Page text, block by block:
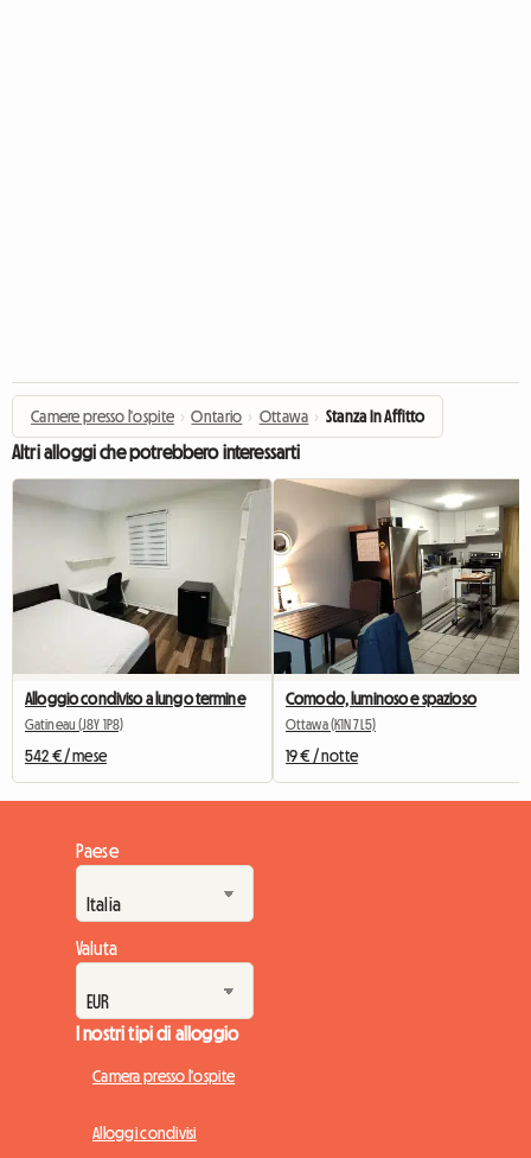
Camere presso l'ospite › Ontario › Ottawa › Stanza In Affitto
Altri alloggi che potrebbero interessarti
Alloggio condiviso a lungo termine
Gatineau (J8Y 1P8)
542 € / mese
Comodo, luminoso e spazioso
Ottawa (K1N 7L5)
19 € / notte
Paese
Valuta
I nostri tipi di alloggio
Camera presso l'ospite
Alloggi condivisi